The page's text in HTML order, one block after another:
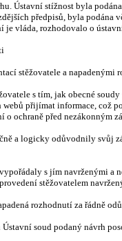
Ústavní stížnost byla
předpisů, byla
vláda, rozhodovalo o
stěžovatele a
s tím, jak obecné
přijímat informace, což
ochraně před nezákonným
a logicky odůvodnily svůj
s jím navrženými
stěžovatelem
rozhodnutí za řádně
soud podaný návrh